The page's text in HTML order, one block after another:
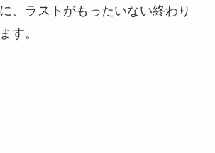
、ラストがもったいない終わり
す。